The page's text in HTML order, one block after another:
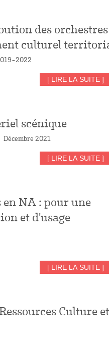
des
culturel
2022
[ LIRE LA SUITE ]
scénique
2021
[ LIRE LA SUITE ]
NA : pour une
et d'usage
[ LIRE LA SUITE ]
Culture et